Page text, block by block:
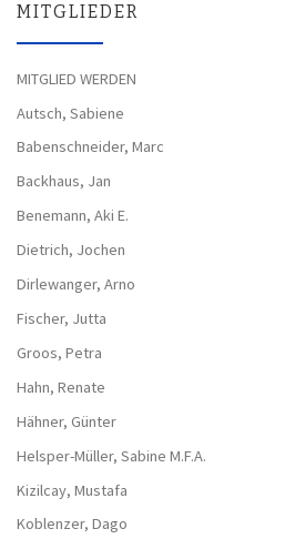
MITGLIEDER
MITGLIED WERDEN
Autsch, Sabiene
Babenschneider, Marc
Backhaus, Jan
Benemann, Aki E.
Dietrich, Jochen
Dirlewanger, Arno
Fischer, Jutta
Groos, Petra
Hahn, Renate
Hähner, Günter
Helsper-Müller, Sabine M.F.A.
Kizilcay, Mustafa
Koblenzer, Dago